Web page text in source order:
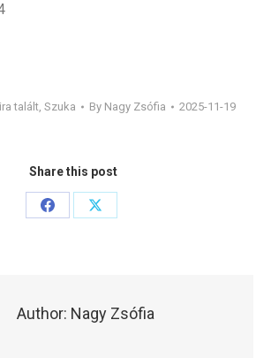
talált, Szuka By Nagy Zsófia 2025-11-19
Share this post
Share
Share
Author: Nagy Zsófia